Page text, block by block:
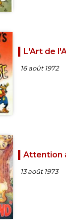
L'Art de
16 août 1972
Attention
13 août 1973